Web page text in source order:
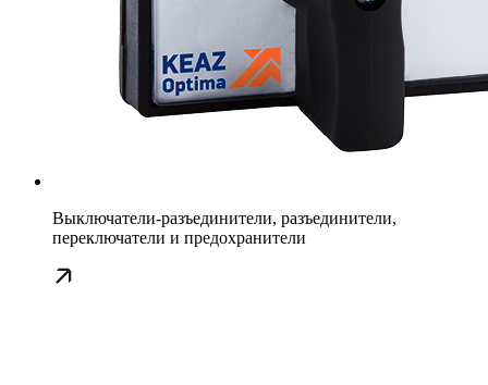
Выключатели-разъединители, разъединители,
переключатели и предохранители